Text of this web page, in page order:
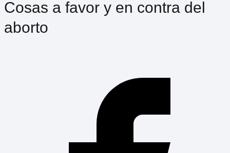
Cosas a favor y en contra del
aborto